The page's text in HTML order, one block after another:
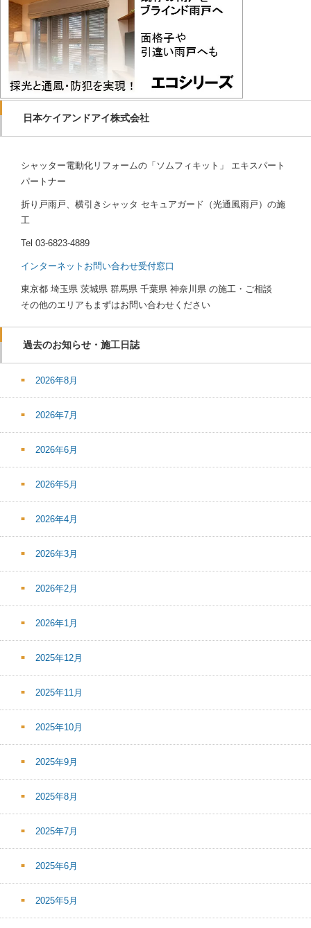
日本ケイアンドアイ株式会社
シャッター電動化リフォームの「ソムフィキット」 エキスパート
パートナー
折り戸雨戸、横引きシャッタ セキュアガード（光通風雨戸）の施
工
Tel 03-6823-4889
インターネットお問い合わせ受付窓口
東京都 埼玉県 茨城県 群馬県 千葉県 神奈川県 の施工・ご相談
その他のエリアもまずはお問い合わせください
過去のお知らせ・施工日誌
2026年8月
2026年7月
2026年6月
2026年5月
2026年4月
2026年3月
2026年2月
2026年1月
2025年12月
2025年11月
2025年10月
2025年9月
2025年8月
2025年7月
2025年6月
2025年5月